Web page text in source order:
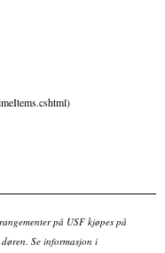
på USF kjøpes på
Se informasjon i